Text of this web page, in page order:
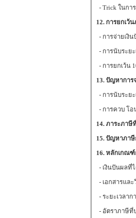
- Trick ในกา
12. การยกเว้
- การจ่ายเงิ
- การนับระย
- การยกเว้น
13. ปัญหากา
- การนับระย
- การควบ โอ
14. ภาระภาษี
15. ปัญหาภา
16. หลักเกณฑ์
- เงินปันผลที่
- เอกสารแล
- ระยะเวลา
- อัตราภาษีที่